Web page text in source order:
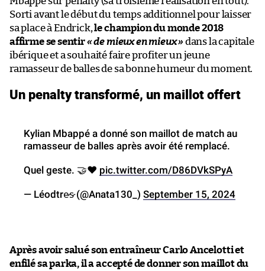
Sorti avant le début du temps additionnel pour laisser
sa place à Endrick,le champion du monde 2018
affirme se sentir« de mieux en mieux » dans la capitale
ibérique et a souhaité faire profiter un jeune
ramasseur de balles de sa bonne humeur du moment.
Un penalty transformé, un maillot offert
Kylian Mbappé a donné son maillot de match au
ramasseur de balles après avoir été remplacé.
Quel geste. 🤝❤️ pic.twitter.com/D86DVkSPyA
— Léodtre̷s̷ (@Anata130_) September 15, 2024
Après avoir salué son entraîneur Carlo Ancelotti et
enfilé sa parka, il a accepté de donner son maillot du